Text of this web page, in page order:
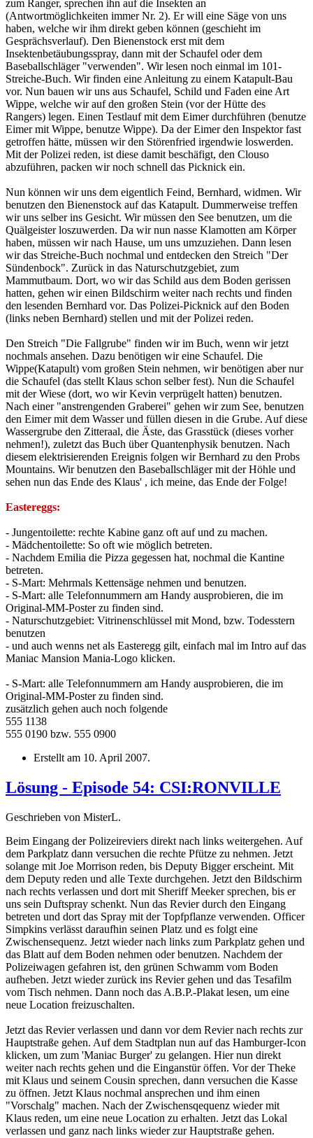
zum Ranger, sprechen ihn auf die Insekten an
(Antwortmöglichkeiten immer Nr. 2). Er will eine Säge von uns
haben, welche wir ihm direkt geben können (geschieht im
Gesprächsverlauf). Den Bienenstock erst mit dem
Insektenbetäubungsspray, dann mit der Schaufel oder dem
Baseballschläger "verwenden". Wir lesen noch einmal im 101-
Streiche-Buch. Wir finden eine Anleitung zu einem Katapult-Bau
vor. Nun bauen wir uns aus Schaufel, Schild und Faden eine Art
Wippe, welche wir auf den großen Stein (vor der Hütte des
Rangers) legen. Einen Testlauf mit dem Eimer durchführen (benutze
Eimer mit Wippe, benutze Wippe). Da der Eimer den Inspektor fast
getroffen hätte, müssen wir den Störenfried irgendwie loswerden.
Mit der Polizei reden, ist diese damit beschäfigt, den Clouso
abzuführen, packen wir noch schnell das Picknick ein.
Nun können wir uns dem eigentlich Feind, Bernhard, widmen. Wir
benutzen den Bienenstock auf das Katapult. Dummerweise treffen
wir uns selber ins Gesicht. Wir müssen den See benutzen, um die
Quälgeister loszuwerden. Da wir nun nasse Klamotten am Körper
haben, müssen wir nach Hause, um uns umzuziehen. Dann lesen
wir das Streiche-Buch nochmal und entdecken den Streich "Der
Sündenbock". Zurück in das Naturschutzgebiet, zum
Mammutbaum. Dort, wo wir das Schild aus dem Boden gerissen
hatten, gehen wir einen Bildschirm weiter nach rechts und finden
den lesenden Bernhard vor. Das Polizei-Picknick auf den Boden
(links neben Bernhard) stellen und mit der Polizei reden.
Den Streich "Die Fallgrube" finden wir im Buch, wenn wir jetzt
nochmals ansehen. Dazu benötigen wir eine Schaufel. Die
Wippe(Katapult) vom großen Stein nehmen, wir benötigen aber nur
die Schaufel (das stellt Klaus schon selber fest). Nun die Schaufel
mit der Wiese (dort, wo wir Kevin verprügelt hatten) benutzen.
Nach einer "anstrengenden Graberei" gehen wir zum See, benutzen
den Eimer mit dem Wasser und füllen diesen in die Grube. Auf diese
Wassergrube den Zitteraal, die Äste, das Grasstück (dieses vorher
nehmen!), zuletzt das Buch über Quantenphysik benutzen. Nach
diesem elektrisierenden Ereignis folgen wir Bernhard zu den Probs
Mountains. Wir benutzen den Baseballschläger mit der Höhle und
sehen nun das Ende des Klaus' , ich meine, das Ende der Folge!
Eastereggs:
- Jungentoilette: rechte Kabine ganz oft auf und zu machen.
- Mädchentoilette: So oft wie möglich betreten.
- Nachdem Emilia die Pizza gegessen hat, nochmal die Kantine
betreten.
- S-Mart: Mehrmals Kettensäge nehmen und benutzen.
- S-Mart: alle Telefonnummern am Handy ausprobieren, die im
Original-MM-Poster zu finden sind.
- Naturschutzgebiet: Vitrinenschlüssel mit Mond, bzw. Todesstern
benutzen
- und auch wenns net als Easteregg gilt, einfach mal im Intro auf das
Maniac Mansion Mania-Logo klicken.
- S-Mart: alle Telefonnummern am Handy ausprobieren, die im
Original-MM-Poster zu finden sind.
zusätzlich gehen auch noch folgende
555 1138
555 0190 bzw. 555 0900
Erstellt am 10. April 2007.
Lösung - Episode 54: CSI:RONVILLE
Geschrieben von MisterL.
Beim Eingang der Polizeireviers direkt nach links weitergehen. Auf
dem Parkplatz dann versuchen die rechte Pfütze zu nehmen. Jetzt
solange mit Joe Morrison reden, bis Deputy Bigger erscheint. Mit
dem Deputy reden und alle Texte durchgehen. Jetzt den Bildschirm
nach rechts verlassen und dort mit Sheriff Meeker sprechen, bis er
uns sein Duftspray schenkt. Nun das Revier durch den Eingang
betreten und dort das Spray mit der Topfpflanze verwenden. Officer
Simpkins verlässt daraufhin seinen Platz und es folgt eine
Zwischensequenz. Jetzt wieder nach links zum Parkplatz gehen und
das Blatt auf dem Boden nehmen oder benutzen. Nachdem der
Polizeiwagen gefahren ist, den grünen Schwamm vom Boden
aufheben. Jetzt wieder zurück ins Revier gehen und das Tesafilm
vom Tisch nehmen. Dann noch das A.B.P.-Plakat lesen, um eine
neue Location freizuschalten.
Jetzt das Revier verlassen und dann vor dem Revier nach rechts zur
Hauptstraße gehen. Auf dem Stadtplan nun auf das Hamburger-Icon
klicken, um zum 'Maniac Burger' zu gelangen. Hier nun direkt
weiter nach rechts gehen und die Einganstür öffen. Vor der Theke
mit Klaus und seinem Cousin sprechen, dann versuchen die Kasse
zu öffnen. Jetzt Klaus nochmal ansprechen und ihm einen
"Vorschalg" machen. Nach der Zwischensqequenz wieder mit
Klaus reden, um eine neue Location zu erhalten. Jetzt das Lokal
verlassen und ganz nach links wieder zur Hauptstraße gehen.